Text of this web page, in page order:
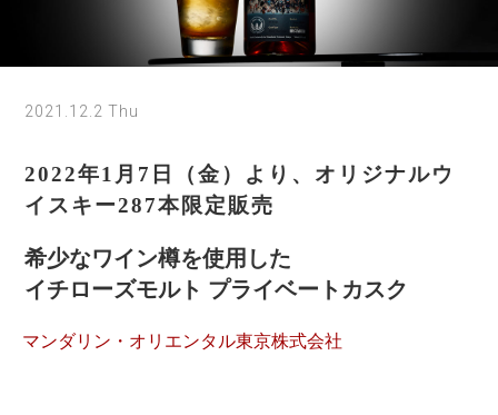
2021.12.2 Thu
2022年1月7日（金）より、オリジナルウ
イスキー287本限定販売
希少なワイン樽を使用した
イチローズモルト プライベートカスク
マンダリン・オリエンタル東京株式会社